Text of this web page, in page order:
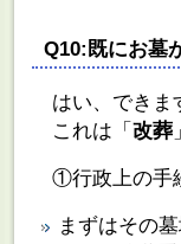
Q10:既にお墓
はい、できま
これは「 改葬
①行政上の手
まずはその